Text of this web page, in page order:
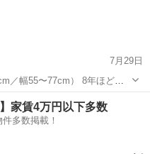
取希望です。
7月29日
〜77cm） 8年ほど前
た。 洗濯機の上に設置して使
、おおよそ55〜77cmの間で
具 ラック
家賃4万円以下多数
多数掲載！